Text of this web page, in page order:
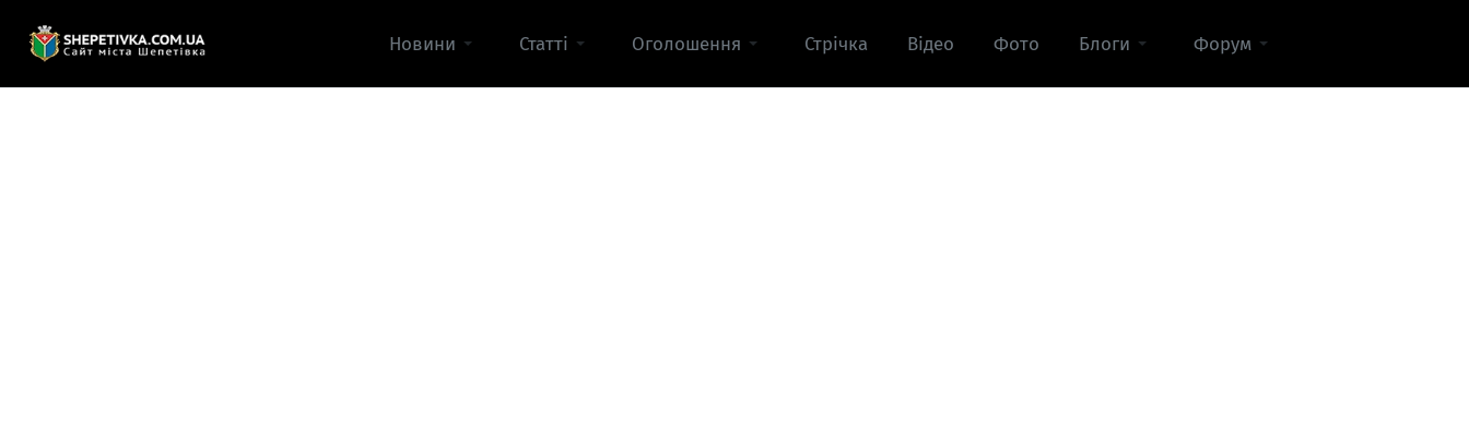
Новини Статті Оголошення Стрічка Відео Фото Блоги Форум